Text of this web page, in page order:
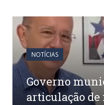
NOTÍCIAS
Governo
articulação